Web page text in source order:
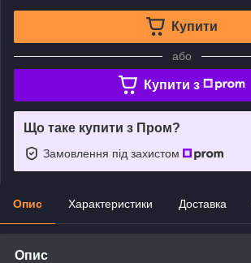
Купити
або
Купити з
Що таке купити з Пром?
Замовлення під захистом
Опис Характеристики Доставка
Опис